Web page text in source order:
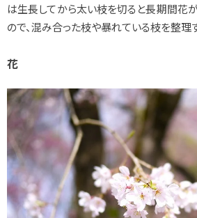
は生長してから太い枝を切ると長期間花
ので、混み合った枝や暴れている枝を整理
花